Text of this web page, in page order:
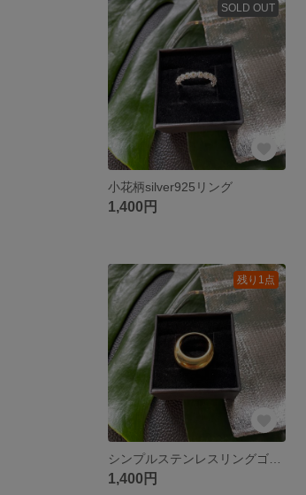
SOLD OUT
小花柄silver925リング
1,400円
残り1点
1,400円